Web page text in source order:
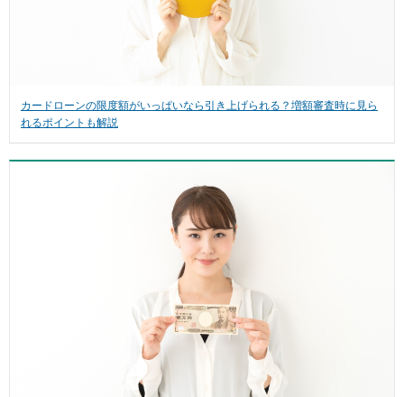
カードローンの限度額がいっぱいなら引き上げられる？増額審査時に見ら
れるポイントも解説